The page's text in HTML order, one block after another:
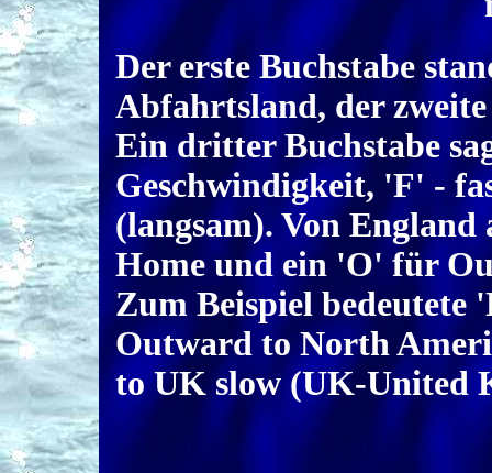
Der erste Buchstabe
Abfahrtsland, der
Ein dritter Buchstabe
Geschwindigkeit, 'F' -
(langsam). Von England
Home und ein 'O' für
Zum Beispiel
Outward to North
to UK slow (UK-United